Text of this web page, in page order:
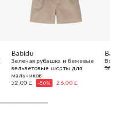
Babidu
Зеленая рубашка и бежевые
вельветовые шорты для
мальчиков
52,00 £
-50% 26,00 £
Boys
58,00